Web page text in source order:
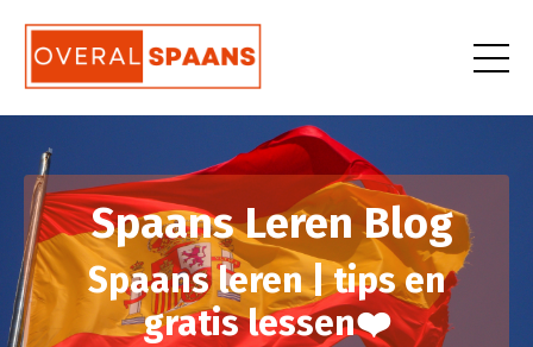
Spaans Leren Blog
Spaans leren | tips en
gratis lessen❤️